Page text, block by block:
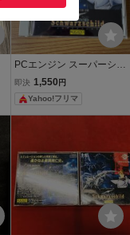
PCエンジン スーパーシュ
ヴァルツシルト CD-ROM
即決 1,550 円
Yahoo!フリマ